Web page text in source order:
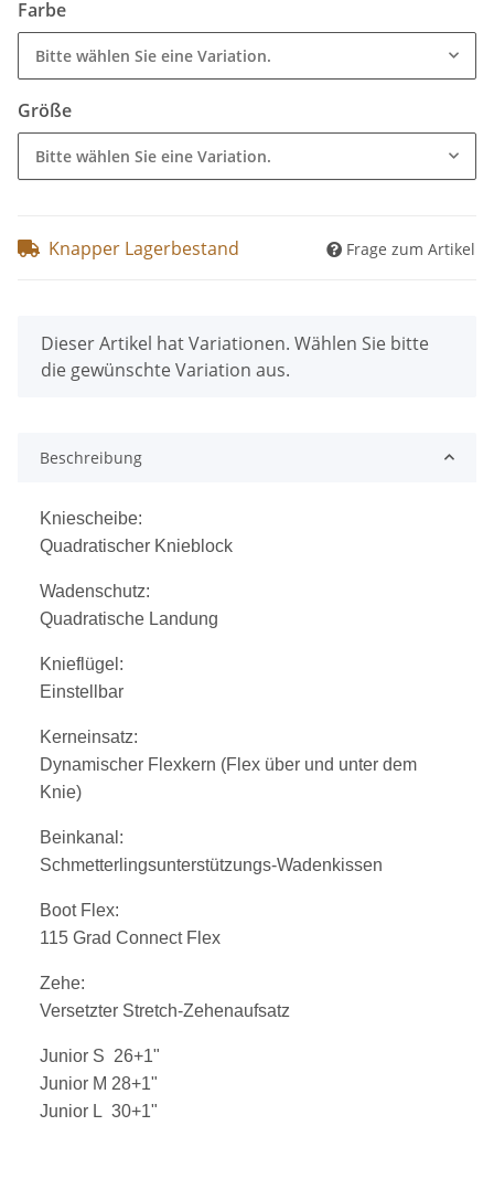
Farbe
Bitte wählen Sie eine Variation.
Größe
Bitte wählen Sie eine Variation.
Knapper Lagerbestand Frage zum Artikel
x
Dieser Artikel hat Variationen. Wählen Sie bitte
die gewünschte Variation aus.
Beschreibung
Kniescheibe:
Quadratischer Knieblock
Wadenschutz:
Quadratische Landung
Knieflügel:
Einstellbar
Kerneinsatz:
Dynamischer Flexkern (Flex über und unter dem
Knie)
Beinkanal:
Schmetterlingsunterstützungs-Wadenkissen
Boot Flex:
115 Grad Connect Flex
Zehe:
Versetzter Stretch-Zehenaufsatz
Junior S 26+1"
Junior M 28+1"
Junior L 30+1"